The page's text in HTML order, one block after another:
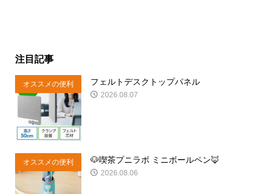
注目記事
オススメの便利
商品
フェルトデスクトップパネル
2026.08.07
オススメの便利
商品
🐶喫茶プニラボ ミニボールペン🦊
2026.08.06